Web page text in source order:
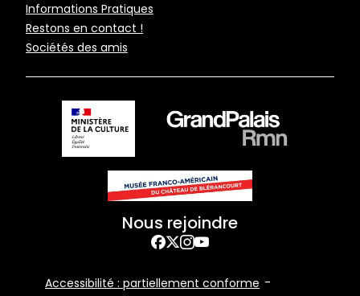
Pied
de
page
Informations Pratiques
Restons en contact !
Sociétés des amis
Nous rejoindre
Facebook
TwitterInstagram
YouTube
Bottom
Accessibilité : partiellement conforme